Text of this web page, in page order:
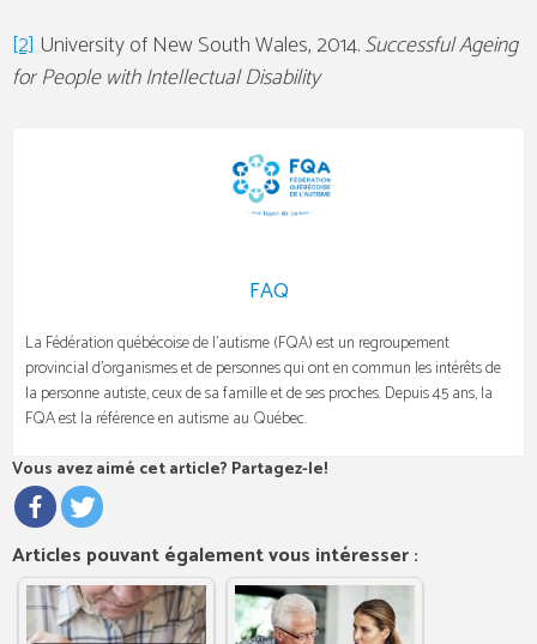
[2] University of New South Wales, 2014.Successful Ageing
for People with Intellectual Disability
FAQ
La Fédération québécoise de l’autisme (FQA) est un regroupement
provincial d’organismes et de personnes qui ont en commun les intérêts de
la personne autiste, ceux de sa famille et de ses proches. Depuis 45 ans, la
FQA est la référence en autisme au Québec.
Vous avez aimé cet article? Partagez-le!
Articles pouvant également vous intéresser :